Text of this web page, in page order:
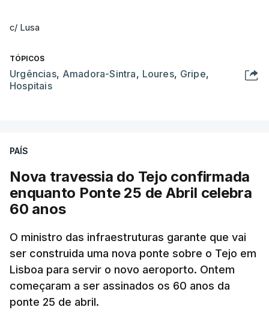
c/ Lusa
TÓPICOS
Urgências, Amadora-Sintra, Loures, Gripe,
Hospitais
PAÍS
Nova travessia do Tejo confirmada
enquanto Ponte 25 de Abril celebra
60 anos
O ministro das infraestruturas garante que vai
ser construida uma nova ponte sobre o Tejo em
Lisboa para servir o novo aeroporto. Ontem
começaram a ser assinados os 60 anos da
ponte 25 de abril.